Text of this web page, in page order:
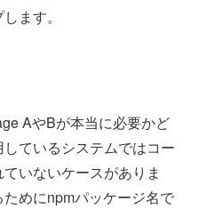
ます。
AやBが本当に必要かど
ているシステムではコー
いないケースがありま
めにnpmパッケージ名で